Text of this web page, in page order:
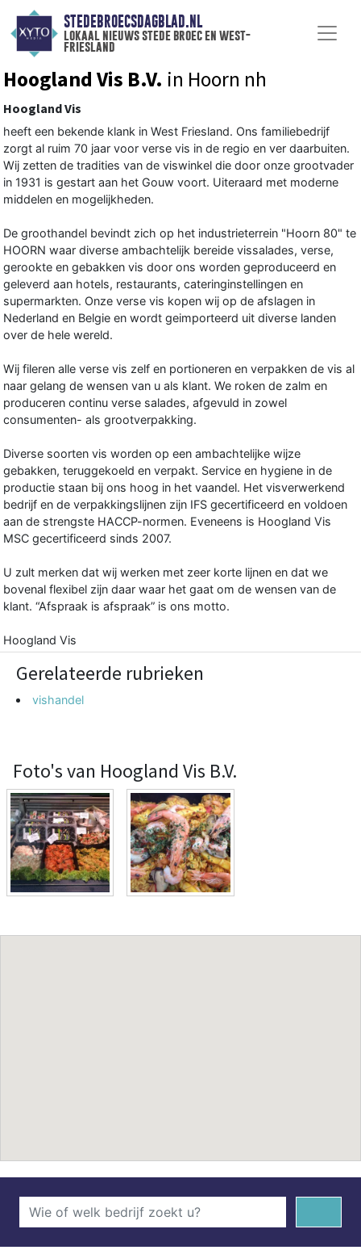
STEDEBROECSDAGBLAD.NL
lokaal nieuws stede broec en west-
friesland
Hoogland Vis B.V. in Hoorn nh
Hoogland Vis
heeft een bekende klank in West Friesland. Ons familiebedrijf
zorgt al ruim 70 jaar voor verse vis in de regio en ver daarbuiten.
Wij zetten de tradities van de viswinkel die door onze grootvader
in 1931 is gestart aan het Gouw voort. Uiteraard met moderne
middelen en mogelijkheden.
De groothandel bevindt zich op het industrieterrein "Hoorn 80" te
HOORN waar diverse ambachtelijk bereide vissalades, verse,
gerookte en gebakken vis door ons worden geproduceerd en
geleverd aan hotels, restaurants, cateringinstellingen en
supermarkten. Onze verse vis kopen wij op de afslagen in
Nederland en Belgie en wordt geimporteerd uit diverse landen
over de hele wereld.
Wij fileren alle verse vis zelf en portioneren en verpakken de vis al
naar gelang de wensen van u als klant. We roken de zalm en
produceren continu verse salades, afgevuld in zowel
consumenten- als grootverpakking.
Diverse soorten vis worden op een ambachtelijke wijze
gebakken, teruggekoeld en verpakt. Service en hygiene in de
productie staan bij ons hoog in het vaandel. Het visverwerkend
bedrijf en de verpakkingslijnen zijn IFS gecertificeerd en voldoen
aan de strengste HACCP-normen. Eveneens is Hoogland Vis
MSC gecertificeerd sinds 2007.
U zult merken dat wij werken met zeer korte lijnen en dat we
bovenal flexibel zijn daar waar het gaat om de wensen van de
klant. “Afspraak is afspraak” is ons motto.
Hoogland Vis
Gerelateerde rubrieken
vishandel
Foto's van Hoogland Vis B.V.